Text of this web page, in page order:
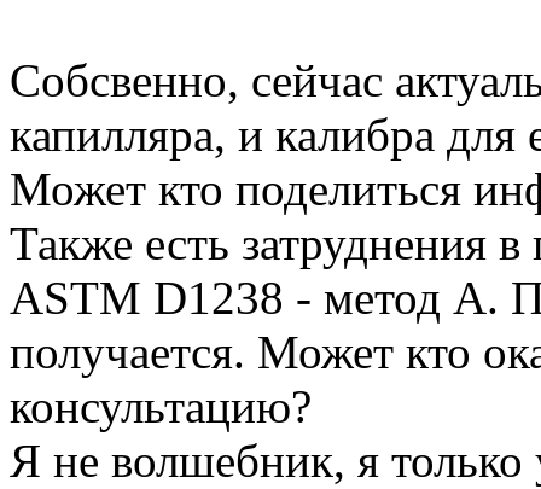
Собсвенно, сейчас
капилляра, и калибра для
Может кто поделиться
Также есть затруднения
ASTM D1238 - метод А.
получается. Может кто
консультацию?
Я не волшебник, я только